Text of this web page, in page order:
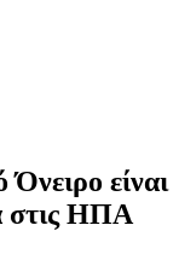
είναι
στις ΗΠΑ